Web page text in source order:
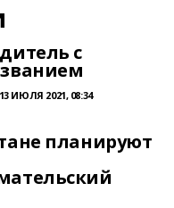
с
13 ИЮЛЯ 2021, 08:34
планируют